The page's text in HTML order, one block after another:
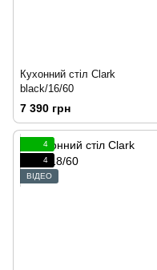
Кухонний стіл Clark
black/16/60
7 390 грн
4
4
ВІДЕО